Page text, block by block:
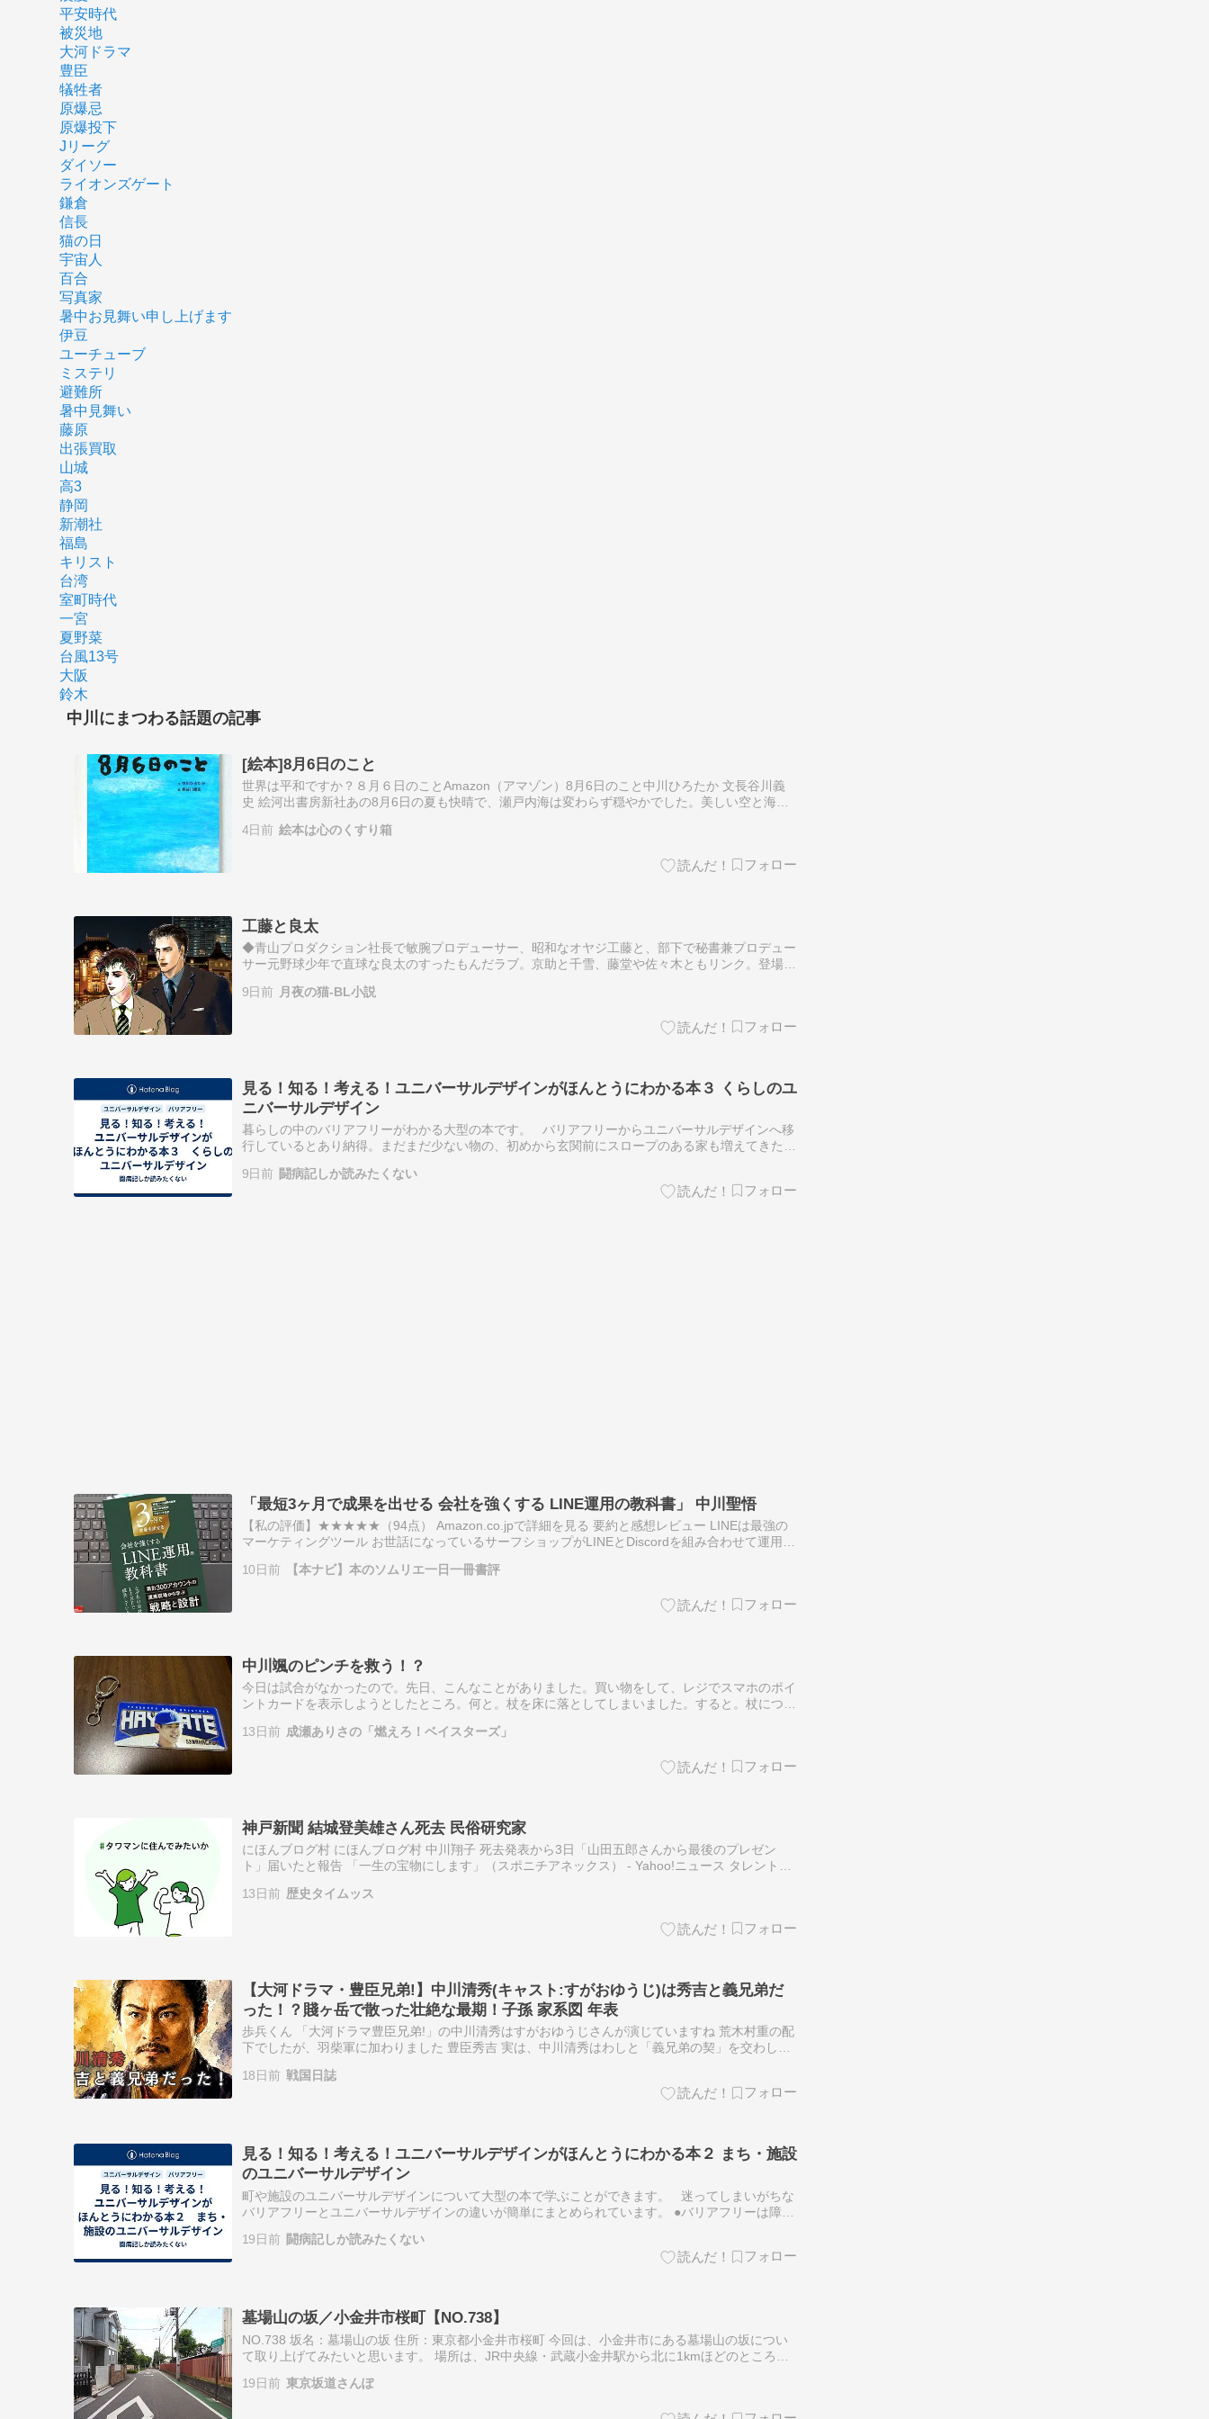
平安時代
被災地
大河ドラマ
豊臣
犠牲者
原爆忌
原爆投下
Jリーグ
ダイソー
ライオンズゲート
鎌倉
信長
猫の日
宇宙人
百合
写真家
暑中お見舞い申し上げます
伊豆
ユーチューブ
ミステリ
避難所
暑中見舞い
藤原
出張買取
山城
高3
静岡
新潮社
福島
キリスト
台湾
室町時代
一宮
夏野菜
台風13号
大阪
鈴木
中川にまつわる話題の記事
[絵本]8月6日のこと
世界は平和ですか？８月６日のことAmazon（アマゾン）8月6日のこと中川ひろたか 文長谷川義
史 絵河出書房新社あの8月6日の夏も快晴で、瀬戸内海は変わらず穏やかでした。美しい空と海の
を伝え…
4日前 絵本は心のくすり箱
工藤と良太
◆青山プロダクション社長で敏腕プロデューサー、昭和なオヤジ工藤と、部下で秘書兼プロデュー
サー元野球少年で直球な良太のすったもんだラブ。京助と千雪、藤堂や佐々木ともリンク。登場人
×良太55）「…
9日前 月夜の猫-BL小説
見る！知る！考える！ユニバーサルデザインがほんとうにわかる本３ くらしのユ
ニバーサルデザイン
暮らしの中のバリアフリーがわかる大型の本です。 バリアフリーからユニバーサルデザインへ移
行しているとあり納得。まだまだ少ない物の、初めから玄関前にスロープのある家も増えてきたよ
とものす…
9日前 闘病記しか読みたくない
「最短3ヶ月で成果を出せる 会社を強くする LINE運用の教科書」 中川聖悟
【私の評価】★★★★★（94点） Amazon.co.jpで詳細を見る 要約と感想レビュー LINEは最強の
マーケティングツール お世話になっているサーフショップがLINEとDiscordを組み合わせて運用さ
10日前 【本ナビ】本のソムリエ一日一冊書評
中川颯のピンチを救う！？
今日は試合がなかったので。先日、こんなことがありました。買い物をして、レジでスマホのポイ
ントカードを表示しようとしたところ。何と。杖を床に落としてしまいました。すると。杖につけ
す部分が割れち…
13日前 成瀬ありさの「燃えろ！ベイスターズ」
神戸新聞 結城登美雄さん死去 民俗研究家
にほんブログ村 にほんブログ村 中川翔子 死去発表から3日「山田五郎さんから最後のプレゼン
ト」届いたと報告 「一生の宝物にします」（スポニチアネックス） - Yahoo!ニュース タレントの
13日前 歴史タイムッス
【大河ドラマ・豊臣兄弟!】中川清秀(キャスト:すがおゆうじ)は秀吉と義兄弟だ
った！？賤ヶ岳で散った壮絶な最期！子孫 家系図 年表
歩兵くん 「大河ドラマ豊臣兄弟!」の中川清秀はすがおゆうじさんが演じていますね 荒木村重の配
下でしたが、羽柴軍に加わりました 豊臣秀吉 実は、中川清秀はわしと「義兄弟の契」を交わして
キャ…
18日前 戦国日誌
見る！知る！考える！ユニバーサルデザインがほんとうにわかる本２ まち・施設
のユニバーサルデザイン
町や施設のユニバーサルデザインについて大型の本で学ぶことができます。 迷ってしまいがちな
バリアフリーとユニバーサルデザインの違いが簡単にまとめられています。 ●バリアフリーは障害
から障害…
19日前 闘病記しか読みたくない
墓場山の坂／小金井市桜町【NO.738】
NO.738 坂名：墓場山の坂 住所：東京都小金井市桜町 今回は、小金井市にある墓場山の坂につい
て取り上げてみたいと思います。 場所は、JR中央線・武蔵小金井駅から北に1kmほどのところに
19日前 東京坂道さんぽ